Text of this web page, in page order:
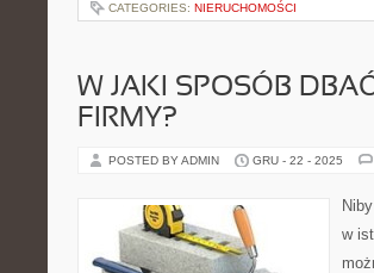
CATEGORIES: NIERUCHOMOŚCI
W JAKI SPOSÓB
FIRMY?
POSTED BY ADMIN GRU - 22 - 2025
w